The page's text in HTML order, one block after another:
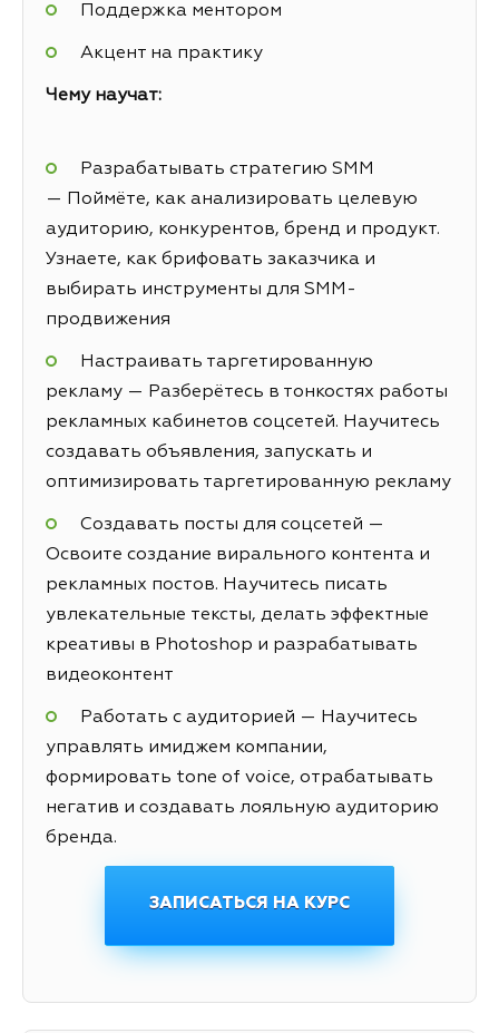
Поддержка ментором
Акцент на практику
Чему научат:
Разрабатывать стратегию SMM
— Поймёте, как анализировать целевую
аудиторию, конкурентов, бренд и продукт.
Узнаете, как брифовать заказчика и
выбирать инструменты для SMM-
продвижения
Настраивать таргетированную
рекламу — Разберётесь в тонкостях работы
рекламных кабинетов соцсетей. Научитесь
создавать объявления, запускать и
оптимизировать таргетированную рекламу
Создавать посты для соцсетей —
Освоите создание вирального контента и
рекламных постов. Научитесь писать
увлекательные тексты, делать эффектные
креативы в Photoshop и разрабатывать
видеоконтент
Работать с аудиторией — Научитесь
управлять имиджем компании,
формировать tone of voice, отрабатывать
негатив и создавать лояльную аудиторию
бренда.
ЗАПИСАТЬСЯ НА КУРС